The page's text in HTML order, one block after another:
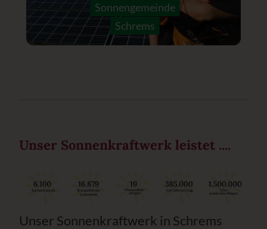
Sonnengemeinde
Schrems
Unser Sonnenkraftwerk leistet ....
Unser Sonnenkraftwerk in Schrems